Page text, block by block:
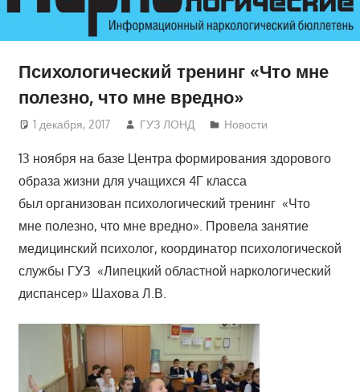
Психологический тренинг «Что мне
полезно, что мне вредно»
1 декабря, 2017 ГУЗ ЛОНД Новости
13 ноября на базе Центра формирования здорового
образа жизни для учащихся 4Г класса
был организован психологический тренинг «Что
мне полезно, что мне вредно». Провела занятие
медицинский психолог, координатор психологической
службы ГУЗ «Липецкий областной наркологический
диспансер» Шахова Л.В.